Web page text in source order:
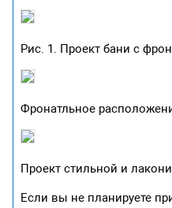
Рис. 1. Проект бани с
Фронатльное
Проект стильной и
Если вы не планируете